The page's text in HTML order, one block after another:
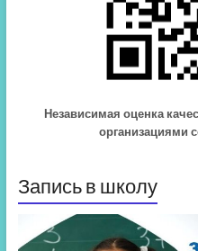
Независимая оценка
организациями
Запись в школу